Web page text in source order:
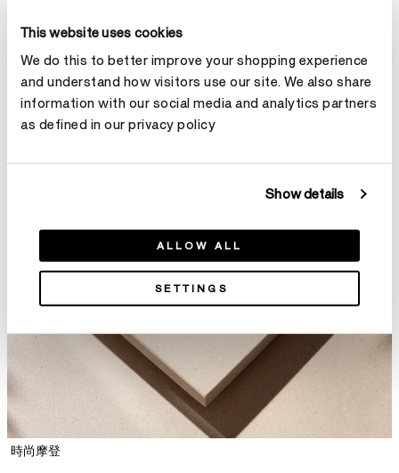
This website uses cookies
We do this to better improve your shopping experience
and understand how visitors use our site. We also share
information with our social media and analytics partners
as defined in our privacy policy
Show details
ALLOW ALL
SETTINGS
時尚摩登